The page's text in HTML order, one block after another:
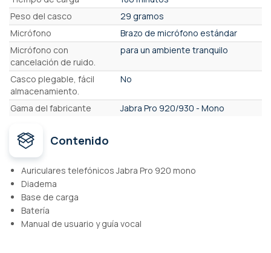
Peso del casco
29 gramos
Micrófono
Brazo de micrófono estándar
Micrófono con
cancelación de ruido.
para un ambiente tranquilo
Casco plegable, fácil
almacenamiento.
No
Gama del fabricante Jabra Pro 920/930 - Mono
Contenido
Auriculares telefónicos Jabra Pro 920 mono
Diadema
Base de carga
Batería
Manual de usuario y guía vocal